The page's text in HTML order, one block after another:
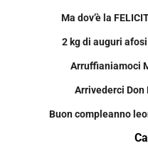
Ma dov’è la
2 kg di auguri
Arruffianiamoci
Arrivederci Don
Buon compleanno